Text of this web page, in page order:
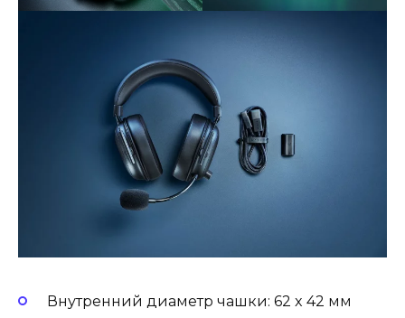
Внутренний диаметр чашки: 62 x 42 мм